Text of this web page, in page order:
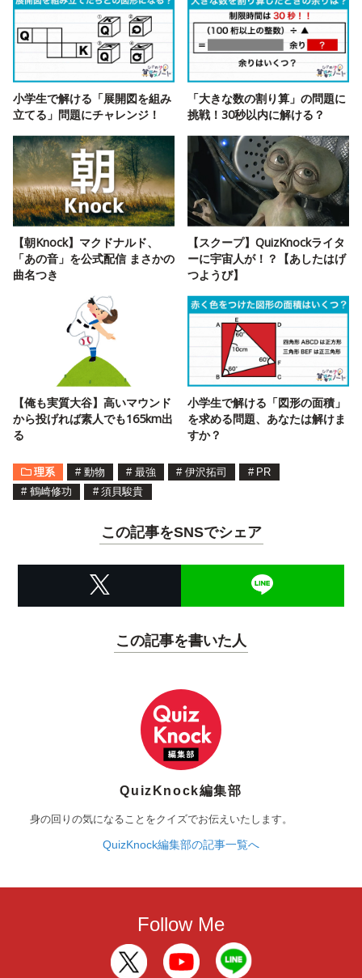
小学生で解ける「展開図を組み
立てる」問題にチャレンジ！
「大きな数の割り算」の問題に
挑戦！30秒以内に解ける？
【朝Knock】マクドナルド、
「あの音」を公式配信 まさかの
曲名つき
【スクープ】QuizKnockライタ
ーに宇宙人が！？【あしたはげ
つようび】
【俺も実質大谷】高いマウンド
から投げれば素人でも165km出
る
小学生で解ける「図形の面積」
を求める問題、あなたは解けま
すか？
理系 # 動物 # 最強 # 伊沢拓司 # PR
# 鶴崎修功 # 須貝駿貴
この記事をSNSでシェア
この記事を書いた人
QuizKnock編集部
身の回りの気になることをクイズでお伝えいたします。
QuizKnock編集部の記事一覧へ
Follow Me